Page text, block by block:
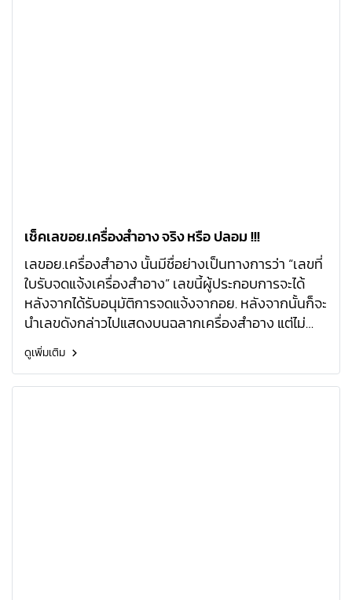
เช็คเลขอย.เครื่องสำอาง จริง หรือ ปลอม !!!
เลขอย.เครื่องสำอาง นั้นมีชื่อย่างเป็นทางการว่า “เลขที่
ใบรับจดแจ้งเครื่องสำอาง” เลขนี้ผู้ประกอบการจะได้
หลังจากได้รับอนุมัติการจดแจ้งจากอย. หลังจากนั้นก็จะ
นำเลขดังกล่าวไปแสดงบนฉลากเครื่องสำอาง แต่ไม่
ต้องใส่ในสัญลักษณ์เครื่องหมายอย. (ผลิตภัณฑ์ที่
แสดงเครื่องหมายอย.บนฉลากคือ อาหาร เครื่องมือ
แพทย์(บางชนิด) วัตถุอันตราย(บางชนิด) เท่านั้น)
ดูเพิ่มเติม